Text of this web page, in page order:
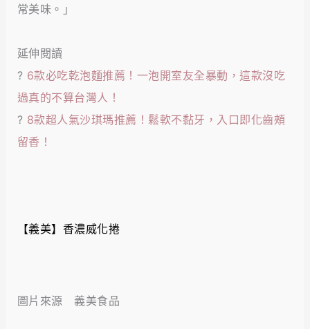
常美味。」
延伸閱讀
? 6款必吃乾泡麵推薦！一泡開室友全暴動，這款沒吃
過真的不算台灣人！
? 8款超人氣沙琪瑪推薦！鬆軟不黏牙，入口即化齒頰
留香！
【義美】香濃威化捲
圖片來源 義美食品